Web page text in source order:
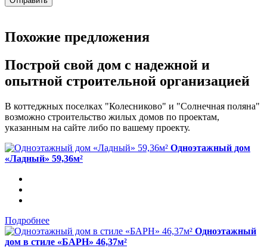
Похожие предложения
Построй свой дом с надежной и
опытной строительной организацией
В коттеджных поселках "Колесниково" и "Солнечная поляна"
возможно строительство жилых домов по проектам,
указанным на сайте либо по вашему проекту.
Одноэтажный дом
«Ладный» 59,36м²
Подробнее
Одноэтажный
дом в стиле «БАРН» 46,37м²